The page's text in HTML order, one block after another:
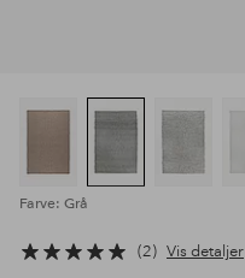
Farve: Grå
2 Vis detaljer